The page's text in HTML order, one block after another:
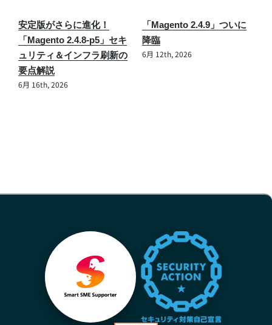
Magento 2 × GA4完全対
応：Amasty Google
Analytics 4 with GTM
Support for Magento 2エ
クステンションの魅力を徹
【緊急】Magento/Adobe
Commerceセキュリティ情
報「APSB26-73」が公開！